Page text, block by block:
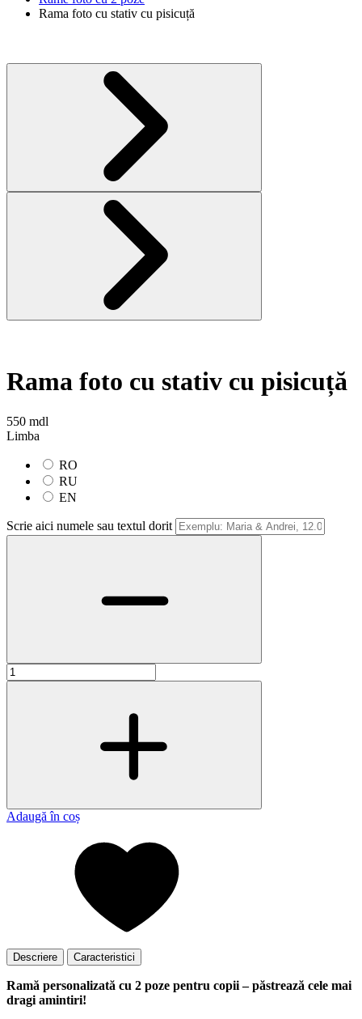
Rama foto cu stativ cu pisicuță
Rama foto cu stativ cu pisicuță
550 mdl
Limba
RO
RU
EN
Scrie aici numele sau textul dorit
Adaugă în coș
Descriere Caracteristici
Ramă personalizată cu 2 poze pentru copii – păstrează cele mai
dragi amintiri!